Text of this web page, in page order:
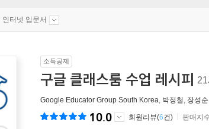
인터넷 입문서
소득공제
구글 클래스룸 수업 레시피
Google Educator Group South Korea, 박정철 , 장성순
10.0 회원리뷰(6건) 판매지